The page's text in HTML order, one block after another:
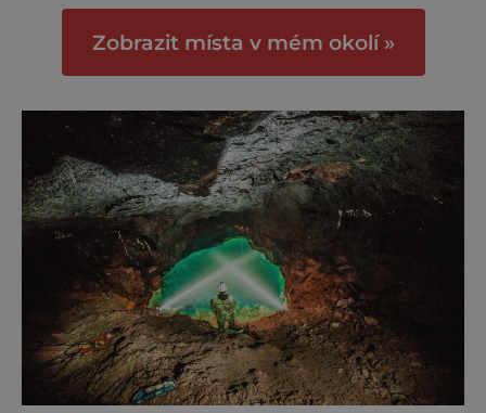
se nedočteme o tom, kolik zlata tu naši
předkové vlastně nakutali. Víme jen to, že
rudné mlýny a kde se tak
Zobrazit místa v mém okolí »